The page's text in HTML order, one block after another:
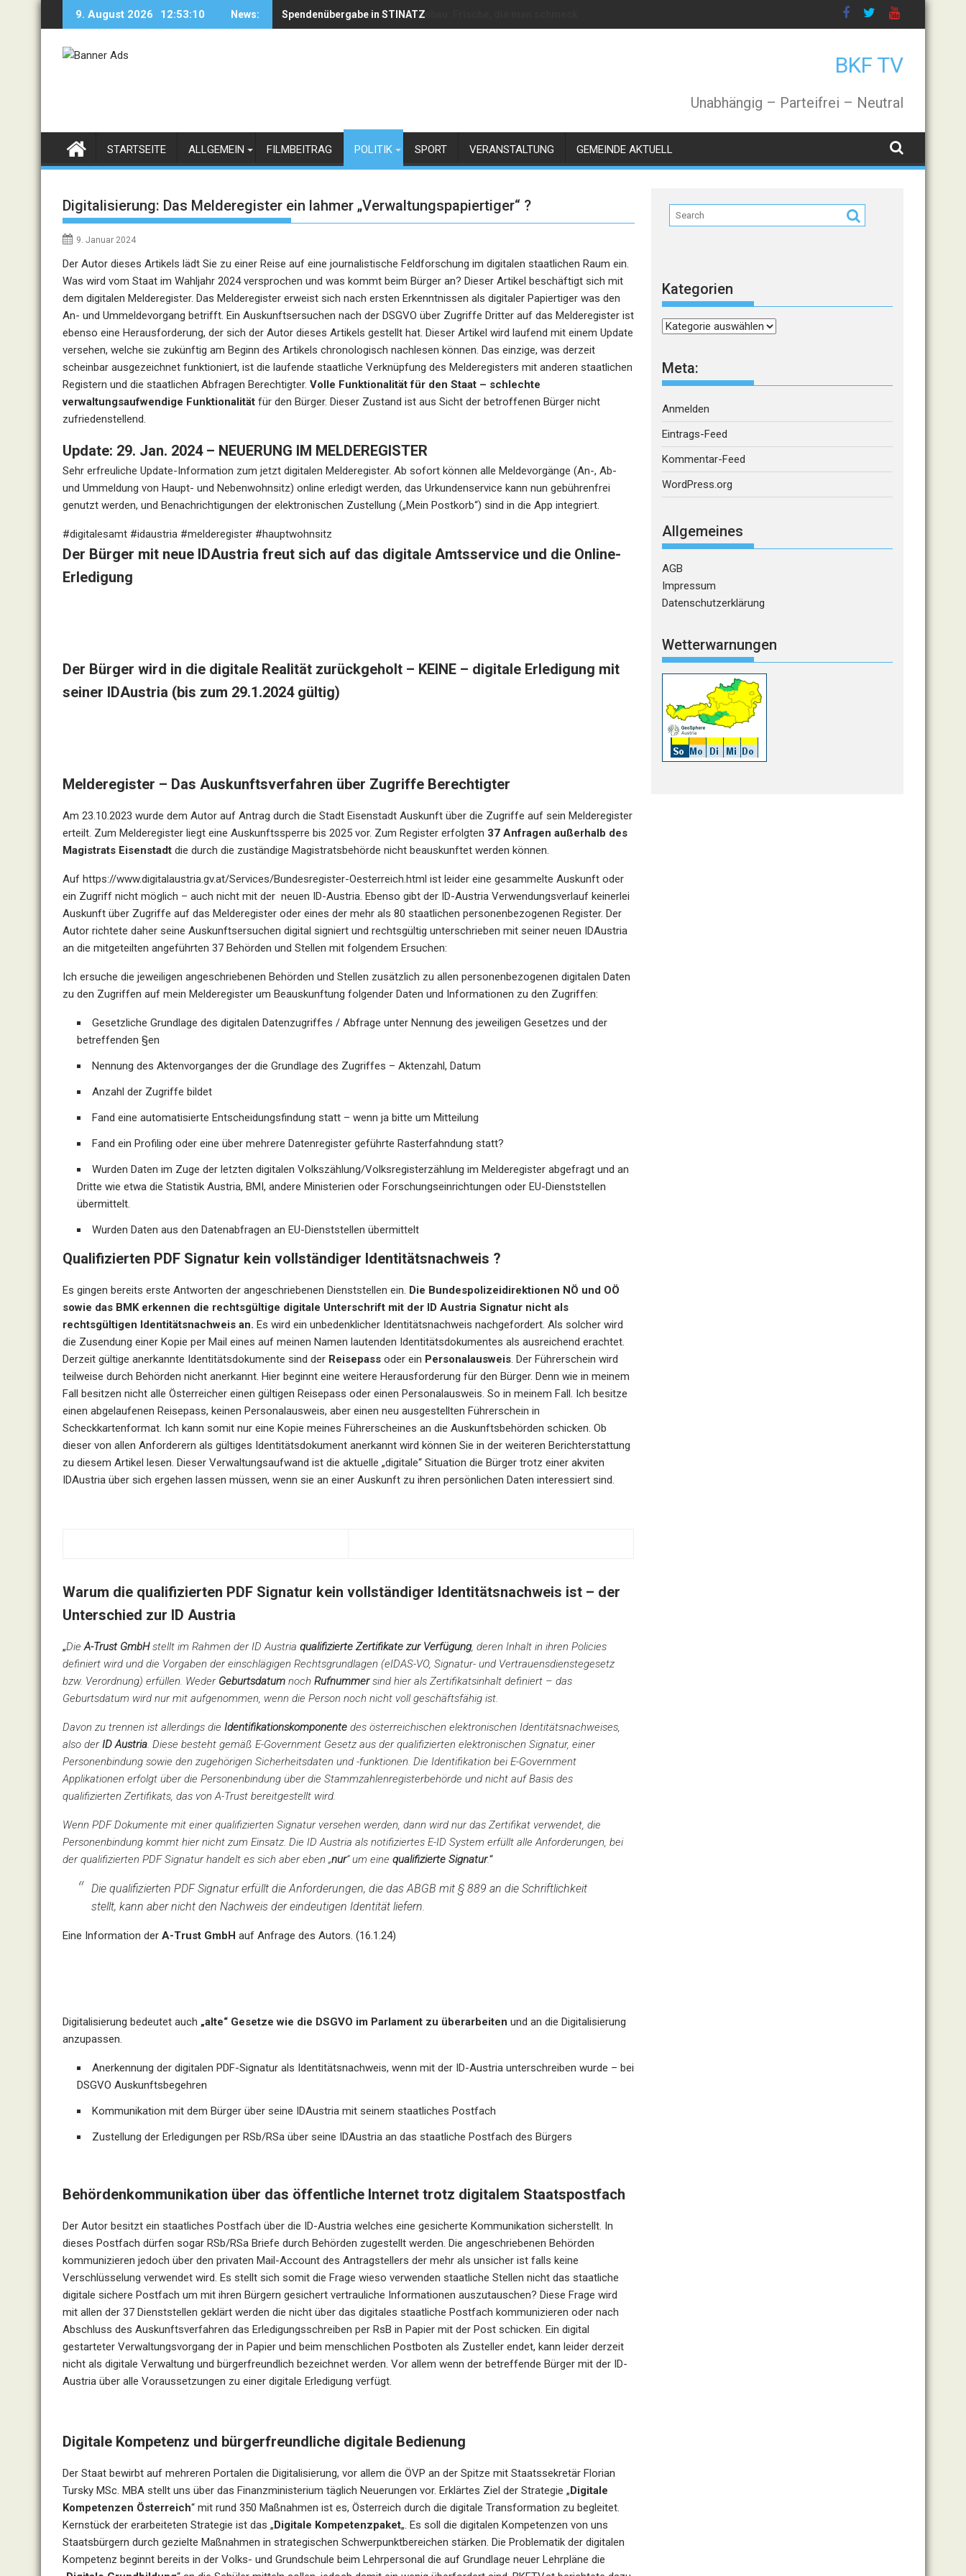
9. August 2026 12:53:11 News: Spendenübergabe in STINATZ
Paradeiser aus heimischem Anbau: Frische, die man schmeckt!
BKF TV
Unabhängig – Parteifrei – Neutral
STARTSEITE ALLGEMEIN FILMBEITRAG POLITIK SPORT VERANSTALTUNG GEMEINDE AKTUELL
Digitalisierung: Das Melderegister ein lahmer „Verwaltungspapiertiger“ ?
9. Januar 2024
Der Autor dieses Artikels lädt Sie zu einer Reise auf eine journalistische Feldforschung im digitalen staatlichen Raum ein.
Was wird vom Staat im Wahljahr 2024 versprochen und was kommt beim Bürger an? Dieser Artikel beschäftigt sich mit
dem digitalen Melderegister. Das Melderegister erweist sich nach ersten Erkenntnissen als digitaler Papiertiger was den
An- und Ummeldevorgang betrifft. Ein Auskunftsersuchen nach der DSGVO über Zugriffe Dritter auf das Melderegister ist
ebenso eine Herausforderung, der sich der Autor dieses Artikels gestellt hat. Dieser Artikel wird laufend mit einem Update
versehen, welche sie zukünftig am Beginn des Artikels chronologisch nachlesen können. Das einzige, was derzeit
scheinbar ausgezeichnet funktioniert, ist die laufende staatliche Verknüpfung des Melderegisters mit anderen staatlichen
Registern und die staatlichen Abfragen Berechtigter. Volle Funktionalität für den Staat – schlechte
verwaltungsaufwendige Funktionalität für den Bürger. Dieser Zustand ist aus Sicht der betroffenen Bürger nicht
zufriedenstellend.
Update: 29. Jan. 2024 – NEUERUNG IM MELDEREGISTER
Sehr erfreuliche Update-Information zum jetzt digitalen Melderegister. Ab sofort können alle Meldevorgänge (An-, Ab-
und Ummeldung von Haupt- und Nebenwohnsitz) online erledigt werden, das Urkundenservice kann nun gebührenfrei
genutzt werden, und Benachrichtigungen der elektronischen Zustellung („Mein Postkorb“) sind in die App integriert.
#digitalesamt #idaustria #melderegister #hauptwohnsitz
Der Bürger mit neue IDAustria freut sich auf das digitale Amtsservice und die Online-
Erledigung
Der Bürger wird in die digitale Realität zurückgeholt – KEINE – digitale Erledigung mit
seiner IDAustria (bis zum 29.1.2024 gültig)
Melderegister – Das Auskunftsverfahren über Zugriffe Berechtigter
Am 23.10.2023 wurde dem Autor auf Antrag durch die Stadt Eisenstadt Auskunft über die Zugriffe auf sein Melderegister
erteilt. Zum Melderegister liegt eine Auskunftssperre bis 2025 vor. Zum Register erfolgten 37 Anfragen außerhalb des
Magistrats Eisenstadt die durch die zuständige Magistratsbehörde nicht beauskunftet werden können.
Auf https://www.digitalaustria.gv.at/Services/Bundesregister-Oesterreich.html ist leider eine gesammelte Auskunft oder
ein Zugriff nicht möglich – auch nicht mit der neuen ID-Austria. Ebenso gibt der ID-Austria Verwendungsverlauf keinerlei
Auskunft über Zugriffe auf das Melderegister oder eines der mehr als 80 staatlichen personenbezogenen Register. Der
Autor richtete daher seine Auskunftsersuchen digital signiert und rechtsgültig unterschrieben mit seiner neuen IDAustria
an die mitgeteilten angeführten 37 Behörden und Stellen mit folgendem Ersuchen:
Ich ersuche die jeweiligen angeschriebenen Behörden und Stellen zusätzlich zu allen personenbezogenen digitalen Daten
zu den Zugriffen auf mein Melderegister um Beauskunftung folgender Daten und Informationen zu den Zugriffen:
Gesetzliche Grundlage des digitalen Datenzugriffes / Abfrage unter Nennung des jeweiligen Gesetzes und der
betreffenden §en
Nennung des Aktenvorganges der die Grundlage des Zugriffes – Aktenzahl, Datum
Anzahl der Zugriffe bildet
Fand eine automatisierte Entscheidungsfindung statt – wenn ja bitte um Mitteilung
Fand ein Profiling oder eine über mehrere Datenregister geführte Rasterfahndung statt?
Wurden Daten im Zuge der letzten digitalen Volkszählung/Volksregisterzählung im Melderegister abgefragt und an
Dritte wie etwa die Statistik Austria, BMI, andere Ministerien oder Forschungseinrichtungen oder EU-Dienststellen
übermittelt.
Wurden Daten aus den Datenabfragen an EU-Dienststellen übermittelt
Qualifizierten PDF Signatur kein vollständiger Identitätsnachweis ?
Es gingen bereits erste Antworten der angeschriebenen Dienststellen ein. Die Bundespolizeidirektionen NÖ und OÖ
sowie das BMK erkennen die rechtsgültige digitale Unterschrift mit der ID Austria Signatur nicht als
rechtsgültigen Identitätsnachweis an. Es wird ein unbedenklicher Identitätsnachweis nachgefordert. Als solcher wird
die Zusendung einer Kopie per Mail eines auf meinen Namen lautenden Identitätsdokumentes als ausreichend erachtet.
Derzeit gültige anerkannte Identitätsdokumente sind der Reisepass oder ein Personalausweis. Der Führerschein wird
teilweise durch Behörden nicht anerkannt. Hier beginnt eine weitere Herausforderung für den Bürger. Denn wie in meinem
Fall besitzen nicht alle Österreicher einen gültigen Reisepass oder einen Personalausweis. So in meinem Fall. Ich besitze
einen abgelaufenen Reisepass, keinen Personalausweis, aber einen neu ausgestellten Führerschein in
Scheckkartenformat. Ich kann somit nur eine Kopie meines Führerscheines an die Auskunftsbehörden schicken. Ob
dieser von allen Anforderern als gültiges Identitätsdokument anerkannt wird können Sie in der weiteren Berichterstattung
zu diesem Artikel lesen. Dieser Verwaltungsaufwand ist die aktuelle „digitale“ Situation die Bürger trotz einer akviten
IDAustria über sich ergehen lassen müssen, wenn sie an einer Auskunft zu ihren persönlichen Daten interessiert sind.
Warum die qualifizierten PDF Signatur kein vollständiger Identitätsnachweis ist – der
Unterschied zur ID Austria
„DieA-Trust GmbHstellt im Rahmen der ID Austria qualifizierte Zertifikate zur Verfügung, deren Inhalt in ihren Policies
definiert wird und die Vorgaben der einschlägigen Rechtsgrundlagen (eIDAS-VO, Signatur- und Vertrauensdienstegesetz
bzw. Verordnung) erfüllen. Weder Geburtsdatum noch Rufnummersind hier als Zertifikatsinhalt definiert – das
Geburtsdatum wird nur mit aufgenommen, wenn die Person noch nicht voll geschäftsfähig ist.
Davon zu trennen ist allerdings die Identifikationskomponente des österreichischen elektronischen Identitätsnachweises,
also derID Austria. Diese besteht gemäß E-Government Gesetz aus der qualifizierten elektronischen Signatur, einer
Personenbindung sowie den zugehörigen Sicherheitsdaten und -funktionen. Die Identifikation bei E-Government
Applikationen erfolgt über die Personenbindung über die Stammzahlenregisterbehörde und nicht auf Basis des
qualifizierten Zertifikats, das von A-Trust bereitgestellt wird.
Wenn PDF Dokumente mit einer qualifizierten Signatur versehen werden, dann wird nur das Zertifikat verwendet, die
Personenbindung kommt hier nicht zum Einsatz. Die ID Austria als notifiziertes E-ID System erfüllt alle Anforderungen, bei
der qualifizierten PDF Signatur handelt es sich aber eben „nur“ um eine qualifizierte Signatur.“
Die qualifizierten PDF Signatur erfüllt die Anforderungen, die das ABGB mit § 889 an die Schriftlichkeit
stellt, kann aber nicht den Nachweis der eindeutigen Identität liefern.
Eine Information der A-Trust GmbH auf Anfrage des Autors. (16.1.24)
Digitalisierung bedeutet auch „alte“ Gesetze wie die DSGVO im Parlament zu überarbeiten und an die Digitalisierung
anzupassen.
Anerkennung der digitalen PDF-Signatur als Identitätsnachweis, wenn mit der ID-Austria unterschreiben wurde – bei
DSGVO Auskunftsbegehren
Kommunikation mit dem Bürger über seine IDAustria mit seinem staatliches Postfach
Zustellung der Erledigungen per RSb/RSa über seine IDAustria an das staatliche Postfach des Bürgers
Behördenkommunikation über das öffentliche Internet trotz digitalem Staatspostfach
Der Autor besitzt ein staatliches Postfach über die ID-Austria welches eine gesicherte Kommunikation sicherstellt. In
dieses Postfach dürfen sogar RSb/RSa Briefe durch Behörden zugestellt werden. Die angeschriebenen Behörden
kommunizieren jedoch über den privaten Mail-Account des Antragstellers der mehr als unsicher ist falls keine
Verschlüsselung verwendet wird. Es stellt sich somit die Frage wieso verwenden staatliche Stellen nicht das staatliche
digitale sichere Postfach um mit ihren Bürgern gesichert vertrauliche Informationen auszutauschen? Diese Frage wird
mit allen der 37 Dienststellen geklärt werden die nicht über das digitales staatliche Postfach kommunizieren oder nach
Abschluss des Auskunftsverfahren das Erledigungsschreiben per RsB in Papier mit der Post schicken. Ein digital
gestarteter Verwaltungsvorgang der in Papier und beim menschlichen Postboten als Zusteller endet, kann leider derzeit
nicht als digitale Verwaltung und bürgerfreundlich bezeichnet werden. Vor allem wenn der betreffende Bürger mit der ID-
Austria über alle Voraussetzungen zu einer digitale Erledigung verfügt.
Digitale Kompetenz und bürgerfreundliche digitale Bedienung
Der Staat bewirbt auf mehreren Portalen die Digitalisierung, vor allem die ÖVP an der Spitze mit Staatssekretär Florian
Tursky MSc. MBA stellt uns über das Finanzministerium täglich Neuerungen vor. Erklärtes Ziel der Strategie „Digitale
Kompetenzen Österreich“ mit rund 350 Maßnahmen ist es, Österreich durch die digitale Transformation zu begleitet.
Kernstück der erarbeiteten Strategie ist das „Digitale Kompetenzpaket„. Es soll die digitalen Kompetenzen von uns
Staatsbürgern durch gezielte Maßnahmen in strategischen Schwerpunktbereichen stärken. Die Problematik der digitalen
Kompetenz beginnt bereits in der Volks- und Grundschule beim Lehrpersonal die auf Grundlage neuer Lehrpläne die
Kategorien
Kategorien
Meta:
Anmelden
Eintrags-Feed
Kommentar-Feed
WordPress.org
Allgemeines
AGB
Impressum
Datenschutzerklärung
Wetterwarnungen